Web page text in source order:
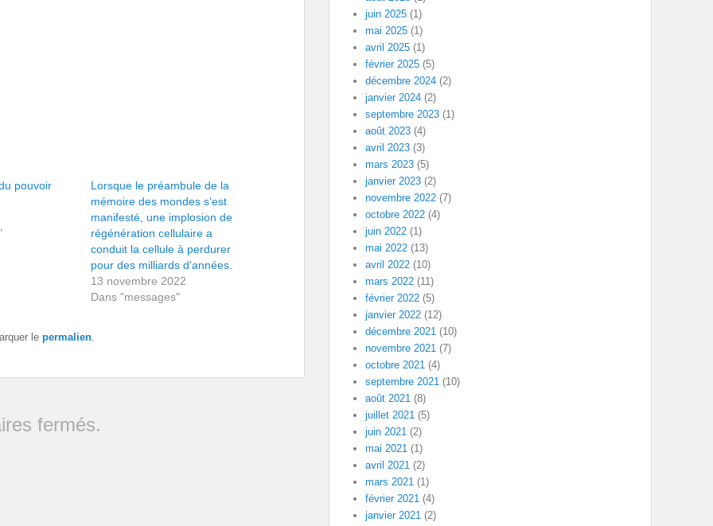
pouvoir
Lorsque le préambule de la
mémoire des mondes s’est
manifesté, une implosion de
régénération cellulaire a
conduit la cellule à perdurer
pour des milliards d’années.
13 novembre 2022
Dans "messages"
le permalien
fermés.
juin 2025 (1)
mai 2025 (1)
avril 2025 (1)
février 2025 (5)
décembre 2024 (2)
janvier 2024 (2)
septembre 2023 (1)
août 2023 (4)
avril 2023 (3)
mars 2023 (5)
janvier 2023 (2)
novembre 2022 (7)
octobre 2022 (4)
juin 2022 (1)
mai 2022 (13)
avril 2022 (10)
mars 2022 (11)
février 2022 (5)
janvier 2022 (12)
décembre 2021 (10)
novembre 2021 (7)
octobre 2021 (4)
septembre 2021 (10)
août 2021 (8)
juillet 2021 (5)
juin 2021 (2)
mai 2021 (1)
avril 2021 (2)
mars 2021 (1)
février 2021 (4)
janvier 2021 (2)